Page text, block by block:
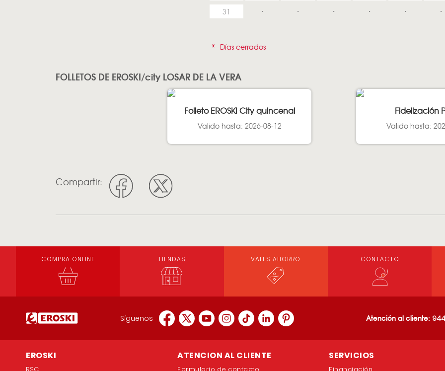
31
* Días cerrados
FOLLETOS DE EROSKI/city LOSAR DE LA VERA
Folleto EROSKI City quincenal
Valido hasta: 2026-08-12
Fidelización
Valido hasta:
Compartir:
COMPRA ONLINE TIENDAS VALES AHORRO CONTACTO
Síguenos Atención al cliente:
EROSKI ATENCION AL CLIENTE SERVICIOS